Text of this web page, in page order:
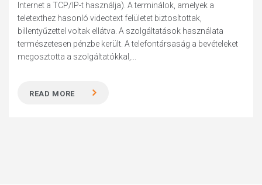
Internet a TCP/IP-t használja). A terminálok, amelyek a
teletexthez hasonló videotext felületet biztosítottak,
billentyűzettel voltak ellátva. A szolgáltatások használata
természetesen pénzbe került. A telefontársaság a bevételeket
megosztotta a szolgáltatókkal,...
READ MORE